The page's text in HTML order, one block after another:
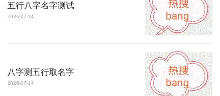
五行八字名字测试
2026-07-14
八字测五行取名字
2026-07-14